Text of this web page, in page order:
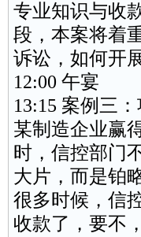
专业知识与收
段，本案将着
诉讼，如何开
12:00 午宴
13:15 案例三
某制造企业赢
时，信控部门
大片，而是铂
很多时候，信
收款了，要不